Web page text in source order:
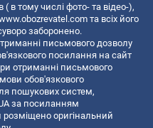
в тому числі фото- та відео-),
та всіх його
заборонено.
письмового дозволу
посилання на сайт
отриманні письмового
обов'язкового
пошукових систем,
за посиланням
розміщено оригінальний